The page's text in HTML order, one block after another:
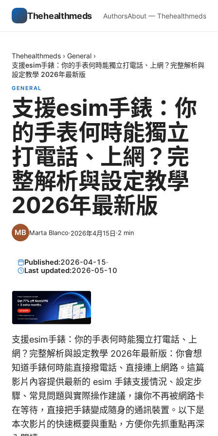
Thehealthmeds AuthorsAbout — Thehealthmeds
Thehealthmeds › General ›
支援esim手錶：你的手表何時能獨立打電話、上網？完整解析與
設定教學 2026年最新版
GENERAL
支援esim手錶：你
的手表何時能獨立
打電話、上網？完
整解析與設定教學
2026年最新版
Marta Blanco·2026年4月15日·2 min
Published:2026-04-15·
Last updated:2026-05-10
支援esim手錶：你的手表何時能獨立打電話、上
網？完整解析與設定教學 2026年最新版：你會想
知道手錶何時能直接撥電話、直接連上網路。這篇
影片內容提供最新的 esim 手錶支援情況、設定步
驟、常見問題與實際操作建議，讓你不再被網路卡
在等待，直接把手錶變成隨身的通訊裝置。以下是
本次影片的快速概要與重點，方便你先抓重點再深